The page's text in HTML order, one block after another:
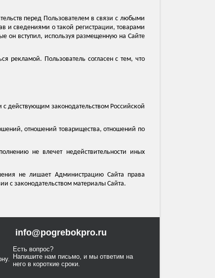
перед Пользователем в связи с любыми
и сведениями о такой регистрации, товарами
он вступил, используя размещенную на Сайте
рекламой. Пользователь согласен с тем, что
действующим законодательством Российской
отношений товарищества, отношений по
не влечет недействительности иных
не лишает Администрацию Сайта права
с законодательством материалы Сайта.
info@pogrebokpro.ru
Есть вопрос?
Напишите нам письмо, и мы ответим на
него в короткие сроки.